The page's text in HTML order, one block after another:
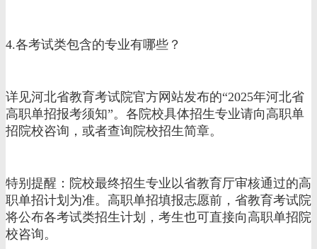
4.各考试类包含的专业有哪些？
详见河北省教育考试院官方网站发布的“2025年河北省
高职单招报考须知”。各院校具体招生专业请向高职单
招院校咨询，或者查询院校招生简章。
特别提醒：院校最终招生专业以省教育厅审核通过的高
职单招计划为准。高职单招填报志愿前，省教育考试院
将公布各考试类招生计划，考生也可直接向高职单招院
校咨询。